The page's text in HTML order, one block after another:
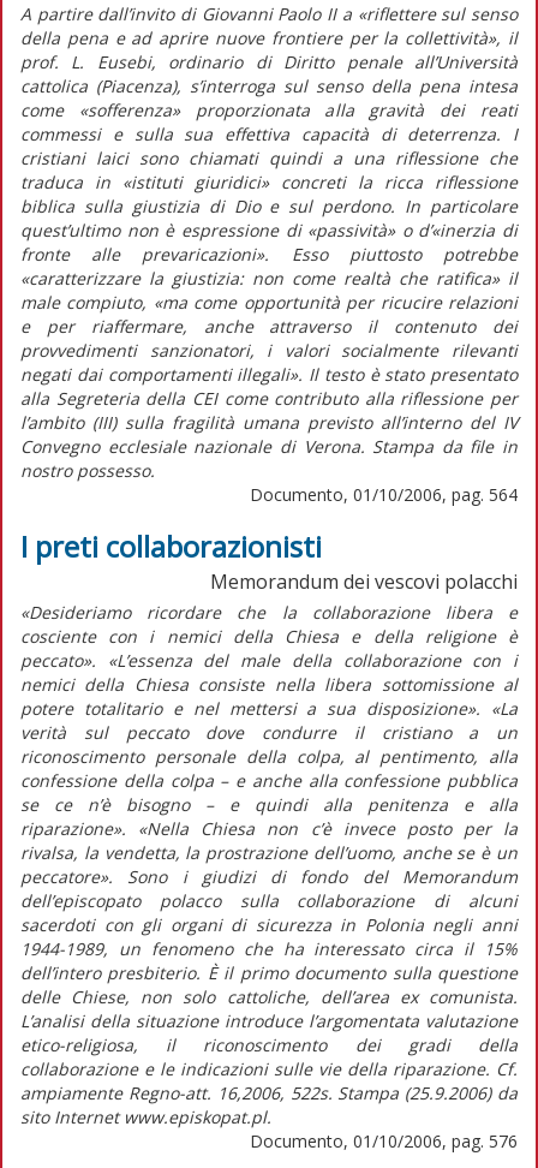
A partire dall’invito di Giovanni Paolo II a «riflettere sul senso
della pena e ad aprire nuove frontiere per la collettività», il
prof. L. Eusebi, ordinario di Diritto penale all’Università
cattolica (Piacenza), s’interroga sul senso della pena intesa
come «sofferenza» proporzionata alla gravità dei reati
commessi e sulla sua effettiva capacità di deterrenza. I
cristiani laici sono chiamati quindi a una riflessione che
traduca in «istituti giuridici» concreti la ricca riflessione
biblica sulla giustizia di Dio e sul perdono. In particolare
quest’ultimo non è espressione di «passività» o d’«inerzia di
fronte alle prevaricazioni». Esso piuttosto potrebbe
«caratterizzare la giustizia: non come realtà che ratifica» il
male compiuto, «ma come opportunità per ricucire relazioni
e per riaffermare, anche attraverso il contenuto dei
provvedimenti sanzionatori, i valori socialmente rilevanti
negati dai comportamenti illegali». Il testo è stato presentato
alla Segreteria della CEI come contributo alla riflessione per
l’ambito (III) sulla fragilità umana previsto all’interno del IV
Convegno ecclesiale nazionale di Verona. Stampa da file in
nostro possesso.
Documento, 01/10/2006, pag. 564
I preti collaborazionisti
Memorandum dei vescovi polacchi
«Desideriamo ricordare che la collaborazione libera e
cosciente con i nemici della Chiesa e della religione è
peccato». «L’essenza del male della collaborazione con i
nemici della Chiesa consiste nella libera sottomissione al
potere totalitario e nel mettersi a sua disposizione». «La
verità sul peccato dove condurre il cristiano a un
riconoscimento personale della colpa, al pentimento, alla
confessione della colpa – e anche alla confessione pubblica
se ce n’è bisogno – e quindi alla penitenza e alla
riparazione». «Nella Chiesa non c’è invece posto per la
rivalsa, la vendetta, la prostrazione dell’uomo, anche se è un
peccatore». Sono i giudizi di fondo del Memorandum
dell’episcopato polacco sulla collaborazione di alcuni
sacerdoti con gli organi di sicurezza in Polonia negli anni
1944-1989, un fenomeno che ha interessato circa il 15%
dell’intero presbiterio. È il primo documento sulla questione
delle Chiese, non solo cattoliche, dell’area ex comunista.
L’analisi della situazione introduce l’argomentata valutazione
etico-religiosa, il riconoscimento dei gradi della
collaborazione e le indicazioni sulle vie della riparazione. Cf.
ampiamente Regno-att. 16,2006, 522s. Stampa (25.9.2006) da
sito Internet www.episkopat.pl.
Documento, 01/10/2006, pag. 576